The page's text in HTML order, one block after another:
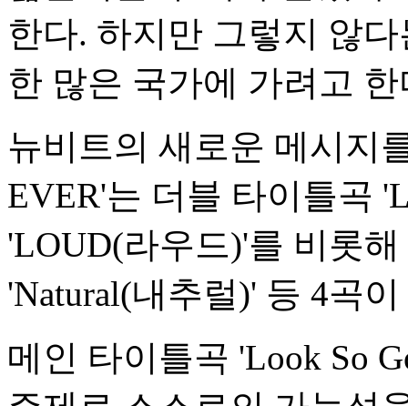
한다. 하지만 그렇지 않
한 많은 국가에 가려고
뉴비트의 새로운 메시지
EVER'는 더블 타이틀곡 '
' LOUD(라우드)'를 비롯
' Natural(내추럴)' 등 4곡
메인 타이틀곡 ' Look So